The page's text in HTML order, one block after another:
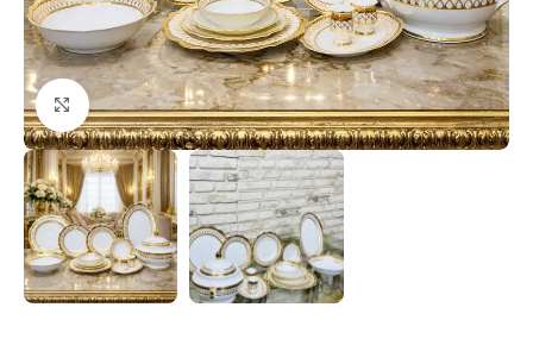
Click to enlarge